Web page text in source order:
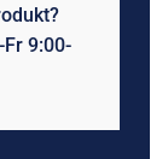
9:00-